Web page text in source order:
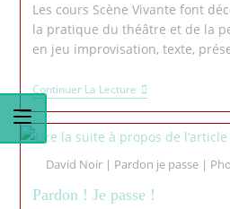
Les cours Scène Vivante font
la pratique du théâtre et de la
en jeu improvisation, texte,
Continuer La Lecture
David Noir | Pardon je passe |
Pardon ! Je passe !